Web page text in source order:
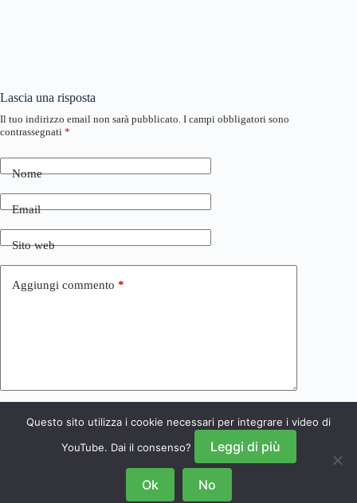
Lascia una risposta
Il tuo indirizzo email non sarà pubblicato. I campi obbligatori sono
contrassegnati *
Nome
Email
Sito web
Aggiungi commento *
Invia commento
Questo sito utilizza i cookie necessari per integrare i video di
YouTube. Dai il consenso?
Leggi di più
Ok No